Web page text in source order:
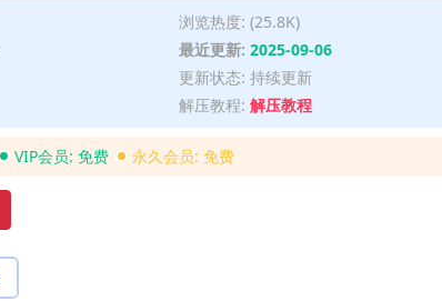
浏览热度: (25.8K)
最近更新: 2025-09-06
更新状态: 持续更新
解压教程: 解压教程
VIP会员: 免费 永久会员: 免费